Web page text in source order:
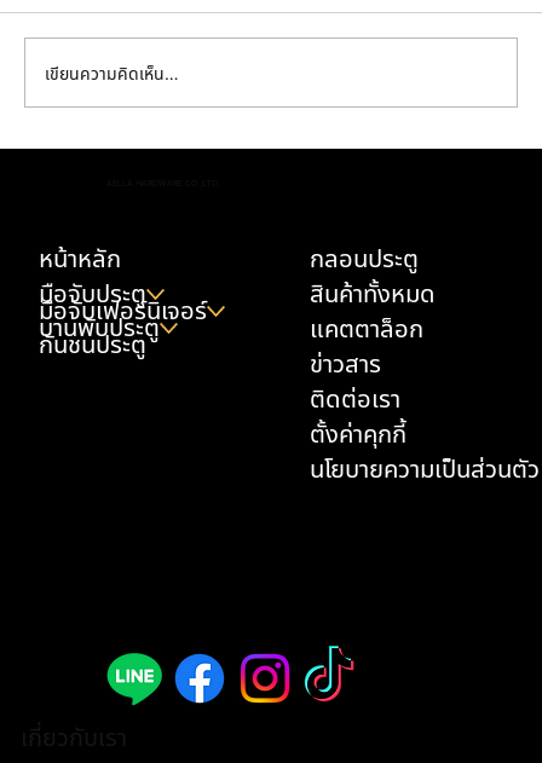
เขียนความคิดเห็น…
หน้าหลัก
มือจับประตู
มือจับเฟอร์นิเจอร์
บานพับประตู
กันชนประตู
กลอนประตู
สินค้าทั้งหมด
แคตตาล็อก
ข่าวสาร
ติดต่อเรา
ตั้งค่าคุกกี้
นโยบายความเป็นส่วนตัว
เกี่ยวกับเรา